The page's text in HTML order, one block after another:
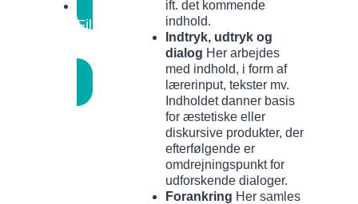
Film
fotoserie
Forankring
ift. det kommende
indhold.
Indtryk, udtryk og
dialog Her arbejdes
med indhold, i form af
lærerinput, tekster mv.
Indholdet danner basis
for æstetiske eller
diskursive produkter, der
efterfølgende er
omdrejningspunkt for
udforskende dialoger.
Forankring Her samles